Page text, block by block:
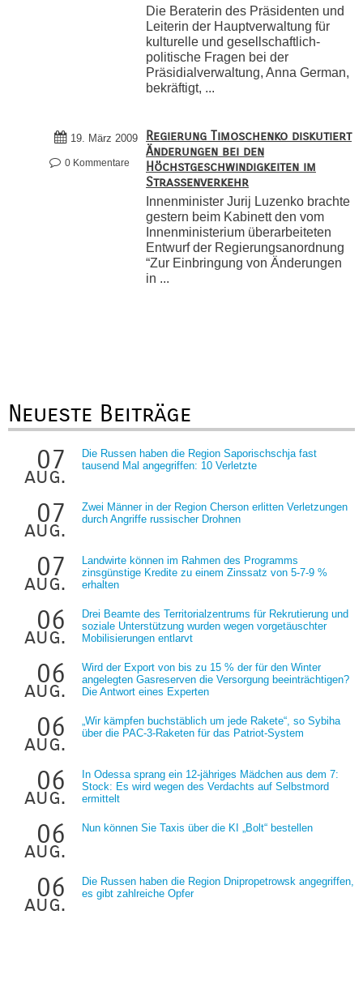
Die Beraterin des Präsidenten und
Leiterin der Hauptverwaltung für
kulturelle und gesellschaftlich-
politische Fragen bei der
Präsidialverwaltung, Anna German,
bekräftigt, ...
19. März 2009
0 Kommentare
Regierung Timoschenko diskutiert
Änderungen bei den
Höchstgeschwindigkeiten im
Straßenverkehr
Innenminister Jurij Luzenko brachte
gestern beim Kabinett den vom
Innenministerium überarbeiteten
Entwurf der Regierungsanordnung
“Zur Einbringung von Änderungen
in ...
Neueste Beiträge
07
aug.
Die Russen haben die Region Saporischschja fast
tausend Mal angegriffen: 10 Verletzte
07
aug.
Zwei Männer in der Region Cherson erlitten Verletzungen
durch Angriffe russischer Drohnen
07
aug.
Landwirte können im Rahmen des Programms
zinsgünstige Kredite zu einem Zinssatz von 5-7-9 %
erhalten
06
aug.
Drei Beamte des Territorialzentrums für Rekrutierung und
soziale Unterstützung wurden wegen vorgetäuschter
Mobilisierungen entlarvt
06
aug.
Wird der Export von bis zu 15 % der für den Winter
angelegten Gasreserven die Versorgung beeinträchtigen?
Die Antwort eines Experten
06
aug.
„Wir kämpfen buchstäblich um jede Rakete“, so Sybiha
über die PAC-3-Raketen für das Patriot-System
06
aug.
In Odessa sprang ein 12-jähriges Mädchen aus dem 7:
Stock: Es wird wegen des Verdachts auf Selbstmord
ermittelt
06
aug.
Nun können Sie Taxis über die KI „Bolt“ bestellen
06
aug.
Die Russen haben die Region Dnipropetrowsk angegriffen,
es gibt zahlreiche Opfer